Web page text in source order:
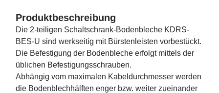
Produktbeschreibung
Die 2-teiligen Schaltschrank-Bodenbleche KDRS-
BES-U sind werkseitig mit Bürstenleisten vorbestückt.
Die Befestigung der Bodenbleche erfolgt mittels der
üblichen Befestigungsschrauben.
Abhängig vom maximalen Kabeldurchmesser werden
die Bodenblechhälften enger bzw. weiter zueinander